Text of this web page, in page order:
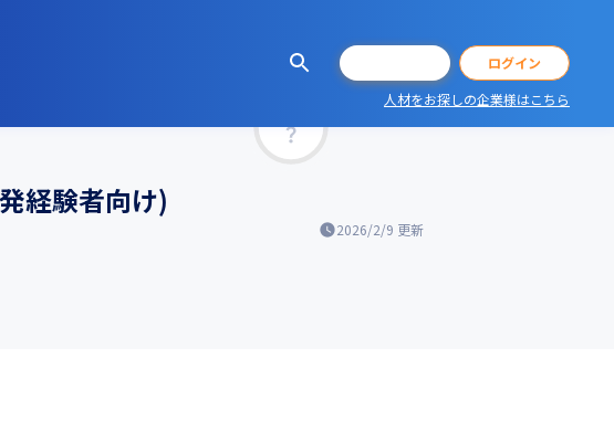
ログイン
人材をお探しの企業様はこちら
経験者向け)
2026/2/9 更新